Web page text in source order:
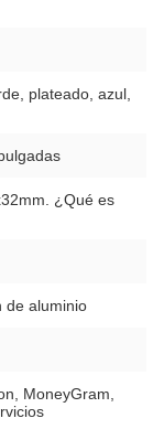
plateado, azul,
¿Qué es
de aluminio
MoneyGram,